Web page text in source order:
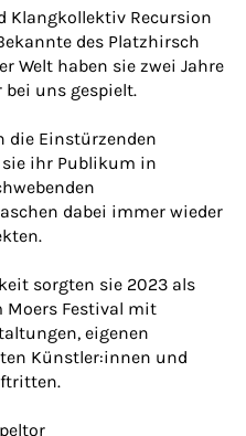
Klangkollektiv Recursion
des Platzhirsch
Welt haben sie zwei Jahre
uns gespielt.
die Einstürzenden
ihr Publikum in
dabei immer wieder
sorgten sie 2023 als
Moers Festival mit
eigenen
Künstler:innen und